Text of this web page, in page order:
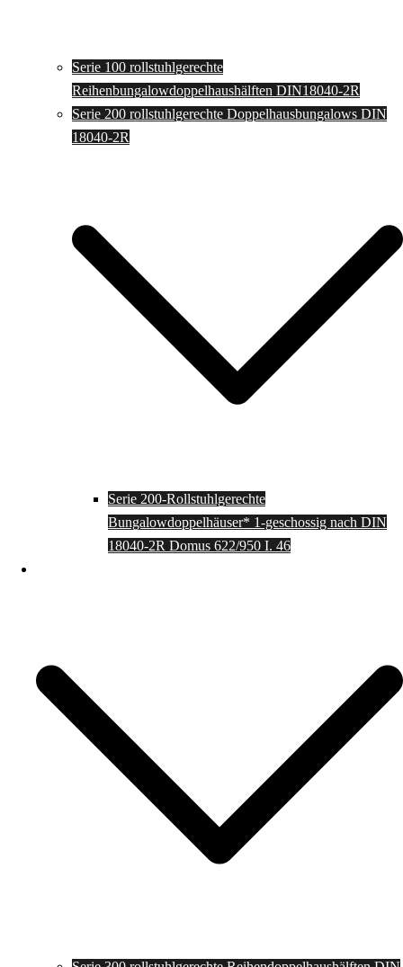
Serie 100 rollstuhlgerechte
Reihenbungalowdoppelhaushälften DIN18040-2R
Serie 200 rollstuhlgerechte Doppelhausbungalows DIN
18040-2R
Serie 200-Rollstuhlgerechte
Bungalowdoppelhäuser* 1-geschossig nach DIN
18040-2R Domus 622/950 I. 46